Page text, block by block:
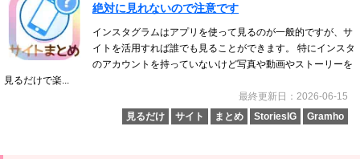
絶対に見れないので注意です
インスタグラムはアプリを使って見るのが一般的ですが、サ
イトを活用すれば誰でも見ることができます。 特にインスタ
のアカウントを持っていないけど写真や動画やストーリーを
見るだけで楽...
最終更新日：2026-06-15
見るだけ
サイト まとめ StoriesIG Gramho